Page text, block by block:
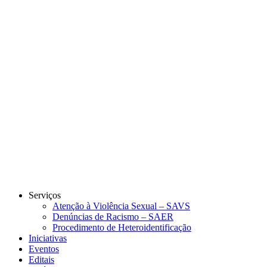
Serviços
Atenção à Violência Sexual – SAVS
Denúncias de Racismo – SAER
Procedimento de Heteroidentificação
Iniciativas
Eventos
Editais